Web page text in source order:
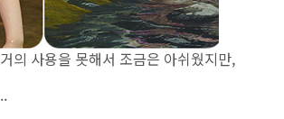
의 사용을 못해서 조금은 아쉬웠지만,